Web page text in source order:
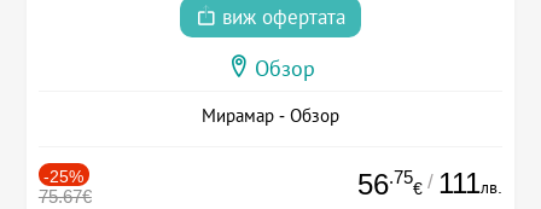
виж офертата
Обзор
Мирамар - Обзор
-25%
75.67€ 56.75
€ / 111лв.